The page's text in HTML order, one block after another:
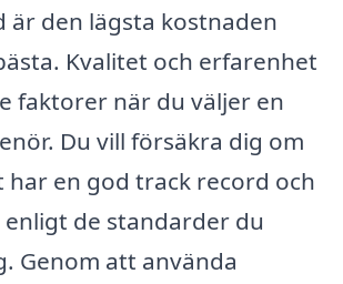
är den lägsta kostnaden
Kvalitet och erfarenhet
faktorer när du väljer en
Du vill försäkra dig om
en god track record och
de standarder du
Genom att använda